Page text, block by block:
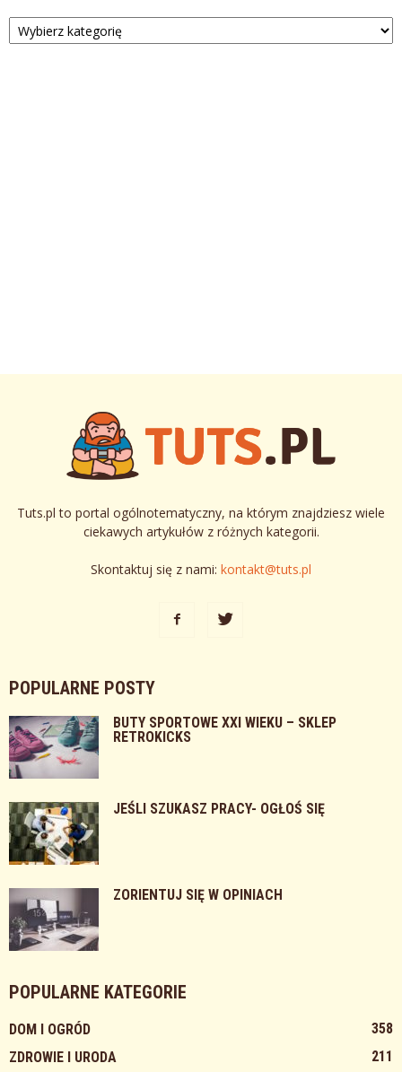
Kategorie
Tuts.pl to portal ogólnotematyczny, na którym znajdziesz wiele
ciekawych artykułów z różnych kategorii.
Skontaktuj się z nami: kontakt@tuts.pl
POPULARNE POSTY
BUTY SPORTOWE XXI WIEKU – SKLEP
RETROKICKS
JEŚLI SZUKASZ PRACY- OGŁOŚ SIĘ
ZORIENTUJ SIĘ W OPINIACH
POPULARNE KATEGORIE
DOM I OGRÓD
358
ZDROWIE I URODA
211